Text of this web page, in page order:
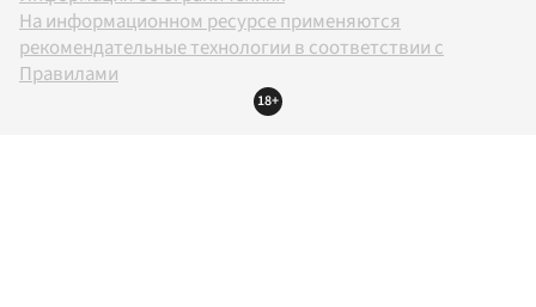
На информационном ресурсе применяются
рекомендательные технологии в соответствии с
Правилами
18+